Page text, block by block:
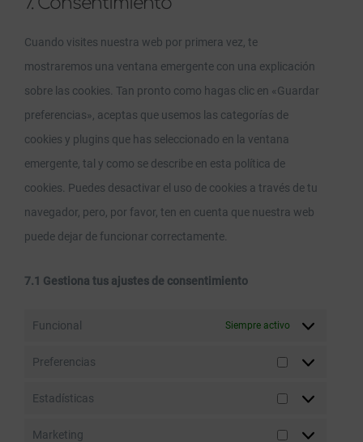
Cuando visites nuestra web por primera vez, te
mostraremos una ventana emergente con una explicación
sobre las cookies. Tan pronto como hagas clic en «Guardar
preferencias», aceptas que usemos las categorías de
cookies y plugins que has seleccionado en la ventana
emergente, tal y como se describe en esta política de
cookies. Puedes desactivar el uso de cookies a través de tu
navegador, pero, por favor, ten en cuenta que nuestra web
puede dejar de funcionar correctamente.
7.1 Gestiona tus ajustes de consentimiento
Funcional Siempre activo
Preferencias
Estadísticas
Marketing